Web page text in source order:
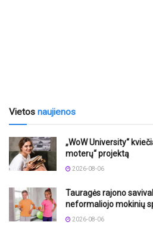
Vietos naujienos
„WoW University“
moterų“ projektą
2026-08-06
Tauragės rajono
neformaliojo mokinių
2026-08-06